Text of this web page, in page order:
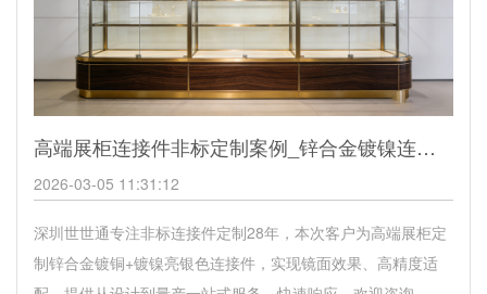
高端展柜连接件非标定制案例_锌合金镀镍连接件_深圳世世通金属
2026-03-05 11:31:12
深圳世世通专注非标连接件定制28年，本次客户为高端展柜定
制锌合金镀铜+镀镍亮银色连接件，实现镜面效果、高精度适